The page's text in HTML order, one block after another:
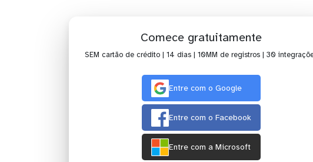
Comece gratuitamente
SEM cartão de crédito | 14 dias | 10MM de registros | 30
Entre com o Google
Entre com o Facebook
Entre com a Microsoft